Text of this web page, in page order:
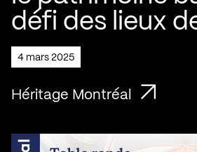
défi des lieux
4 mars 2025
Héritage Montréal